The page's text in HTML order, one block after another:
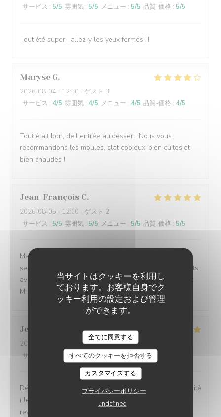
当サイトはクッキーを利用し
ております。お客様自身でク
ッキー利用の設定および管理
ができます。
全てに同意する
すべてのクッキーを拒否する
カスタマイズする
プライバシーポリシー
undefined
サービス : 5/5 雰囲気 : 5/5 メニュー : 5/5 品質-価格 : 5/5
Tout été super , allez-y les yeux fermés !!!
Maryse G
2026-08-04 - 12:30 - ゲスト 3
サービス : 4/5 雰囲気 : 4/5 メニュー : 4/5 品質-価格 : 4/5
Tout était bon, de l entrée au dessert. Nous vous
recommandons les moules, plat copieux, bien cuites et
bien chaudes !
Jean-François C
2026-08-05 - 12:00 - ゲスト 2
サービス : 5/5 雰囲気 : 5/5 メニュー : 5/5 品質-価格 : 5/5
Malgré un service complet, tout à été parfait, excellent
service ( un peu long, mais ça vaut la peine) Bon produits
avec un excellent rapport qualité prix. merci et à bientôt
M. CARLIER
Jean Michel
2026-08-02
- 13:30 - ゲスト 2
サービス
雰囲気:5/5 メニュー:5/5 品質-価格
Déjeuner en terrasse très agréable et des plats de qualité
( les moules sont extra), un service rapide, nous
reviendrons